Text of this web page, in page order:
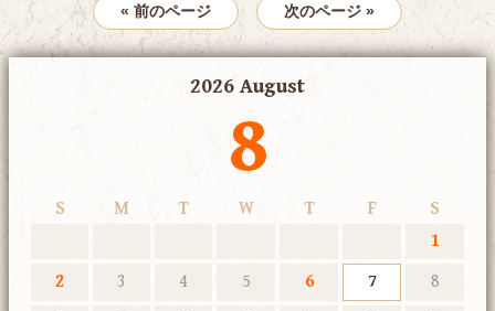
« 前のページ 次のページ »
2026 August
8
S M T W T F
S
1
2
3 4 5 6 7
8